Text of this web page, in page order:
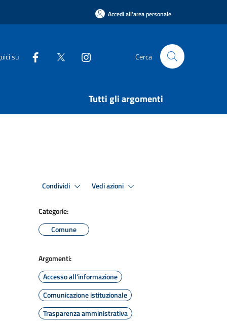
Accedi all'area personale
su Cerca
Tutti gli argomenti
Condividi Vedi azioni
Categorie:
Comune
Argomenti:
Accesso all'informazione
Comunicazione istituzionale
Trasparenza amministrativa